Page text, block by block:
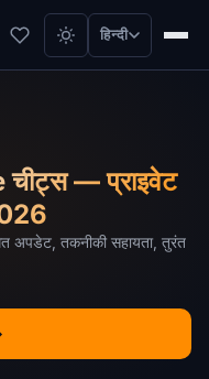
हिन्दी
— प्राइवेट
अपडेट, तकनीकी सहायता, तुरंत